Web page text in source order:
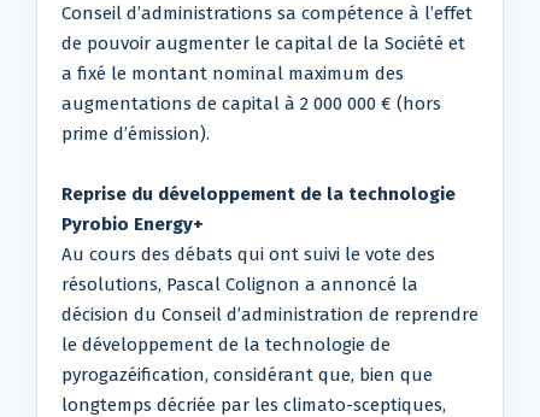
Conseil d’administrations sa compétence à l’effet
de pouvoir augmenter le capital de la Société et
a fixé le montant nominal maximum des
augmentations de capital à 2 000 000 € (hors
prime d’émission).
Reprise du développement de la technologie
Pyrobio Energy+
Au cours des débats qui ont suivi le vote des
résolutions, Pascal Colignon a annoncé la
décision du Conseil d’administration de reprendre
le développement de la technologie de
pyrogazéification, considérant que, bien que
longtemps décriée par les climato-sceptiques,